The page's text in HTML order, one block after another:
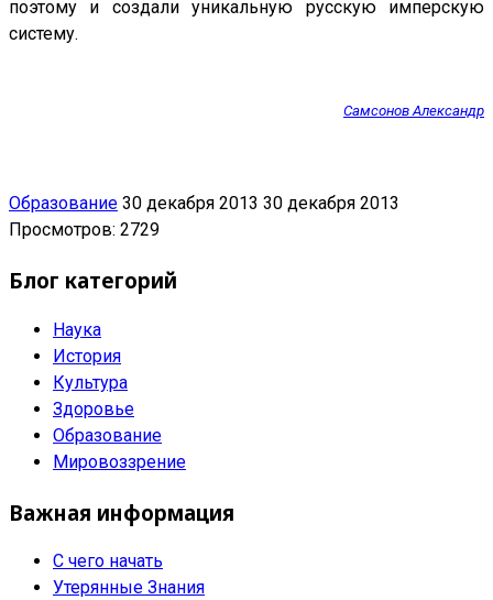
поэтому и создали уникальную русскую имперскую
систему.
Самсонов Александр
Образование 30 декабря 2013 30 декабря 2013
Просмотров: 2729
Блог категорий
Наука
История
Культура
Здоровье
Образование
Мировоззрение
Важная информация
С чего начать
Утерянные Знания